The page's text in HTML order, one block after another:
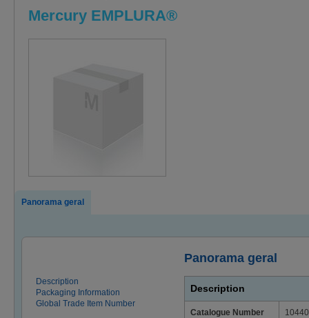
Mercury EMPLURA®
Panorama geral
Panorama geral
Description
Packaging Information
Global Trade Item Number
Description
Catalogue Number